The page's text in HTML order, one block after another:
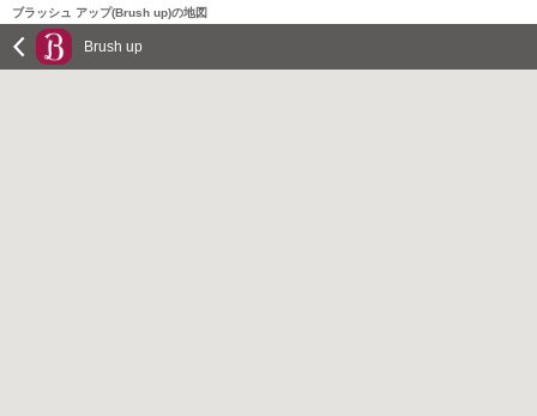
ブラッシュ アップ(Brush up)の地図
Brush up